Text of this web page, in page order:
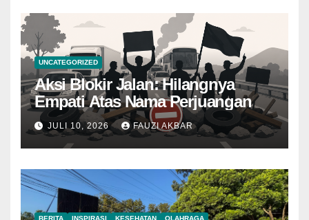
UNCATEGORIZED
Aksi Blokir Jalan: Hilangnya
Empati Atas Nama Perjuangan
JULI 10, 2026 FAUZI AKBAR